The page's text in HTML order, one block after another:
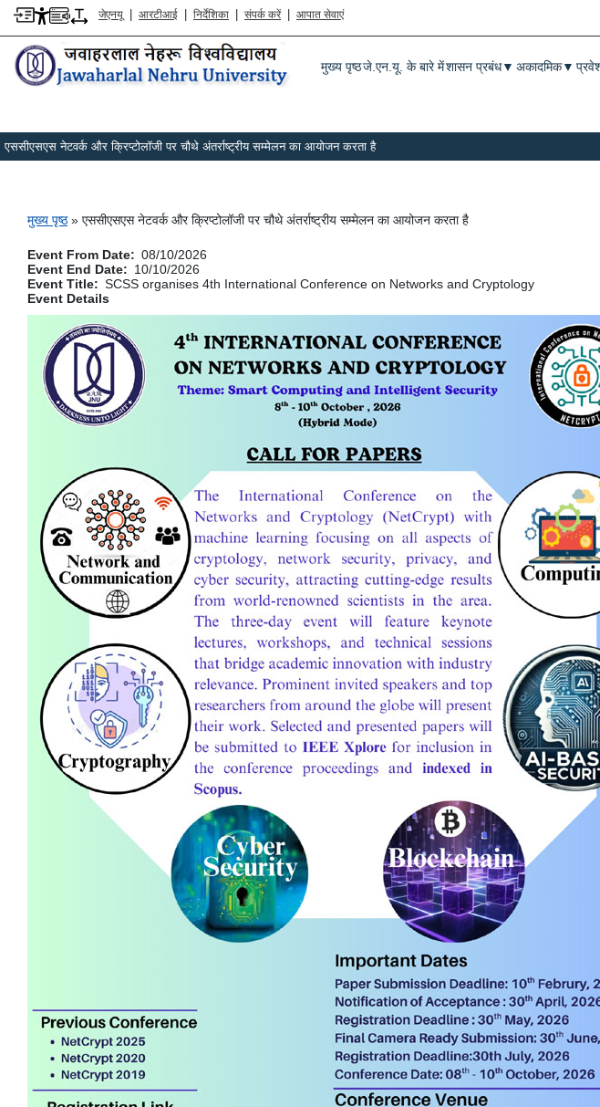
जेएनयू | आरटीआई | निर्देशिका | संपर्क करें | आपात सेवाएं
Main menu
मुख्य पृष्ठजे.एन.यू. के बारे मेंशासन प्रबंध▼ अकादमिक▼
एससीएसएस नेटवर्क और क्रिप्टोलॉजी पर चौथे अंतर्राष्ट्रीय सम्मेलन का आयोजन करता है
पग चिन्ह
मुख्य पृष्ठ एससीएसएस नेटवर्क और क्रिप्टोलॉजी पर चौथे अंतर्राष्ट्रीय सम्मेलन का आयोजन करता है
Event From Date
08/10/2026
Event End Date
10/10/2026
Event Title
SCSS organises 4th International Conference on Networks and Cryptology
Event Details